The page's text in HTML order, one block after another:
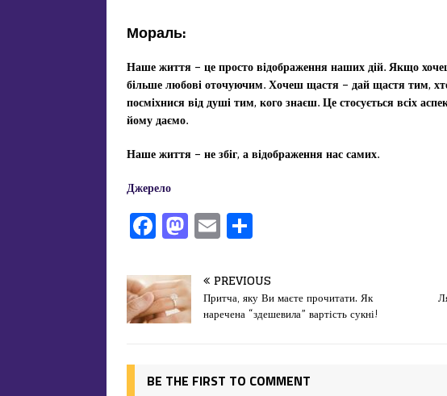
Мораль:
Наше життя – це просто відображення наших дій.Якщо
більше любові оточуючим. Хочеш щастя – дай щастя тим,
посміхнися від душі тим, кого знаєш. Це стосується всіх
йому даємо.
Наше життя – не збіг, а відображення нас самих.
Джерело
F
a
c
e
b
o
M
a
st
o
d
n
E
m
ai
l
іл
и
т
я
PREVIOUS
Притча, яку Ви маєте прочитати. Як
наречена “здешевила” вартість сукні!
BE THE FIRST TO COMMENT